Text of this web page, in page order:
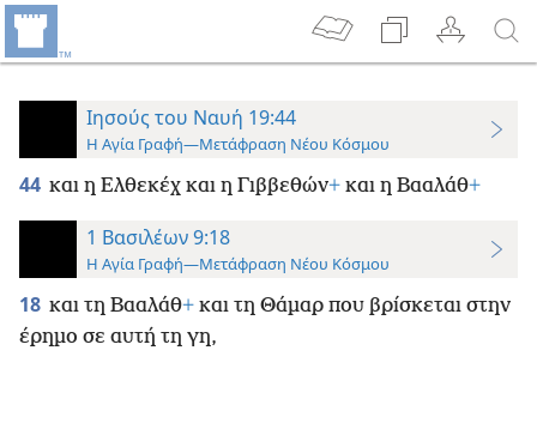
Ιησούς του Ναυή 19:44
Η Αγία Γραφή—Μετάφραση Νέου Κόσμου
44 και η Ελθεκέχ και η Γιββεθών+ και η Βααλάθ+
1 Βασιλέων 9:18
Η Αγία Γραφή—Μετάφραση Νέου Κόσμου
18 και τη Βααλάθ+ και τη Θάμαρ που βρίσκεται στην
έρημο σε αυτή τη γη,